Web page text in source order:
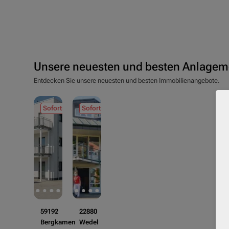
Unsere neuesten und besten
Entdecken Sie unsere neuesten und besten Immobilienangebote.
Sofortmiete
59192
Bergkamen
Sofortmiete
22880
Wedel